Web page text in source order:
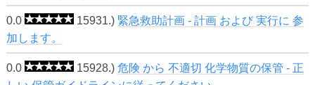
0.0 15931.) 緊急救助計画 - 計画 および 実行に 参
加します。
0.0 15928.) 危険 から 不適切 化学物質の保管 - 正